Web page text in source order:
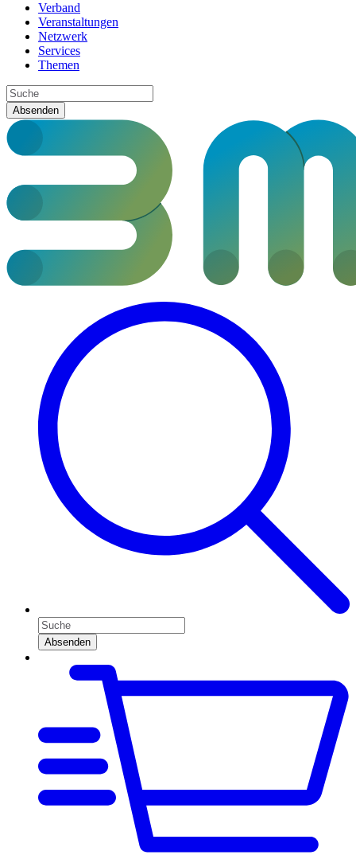
Verband
Veranstaltungen
Netzwerk
Services
Themen
Absenden
Absenden